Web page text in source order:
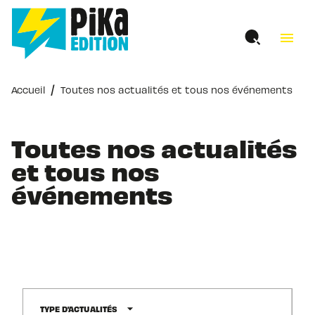
MENU RECHERCHE
PIED DE PAGE
menu
Accueil / Toutes nos actualités et tous nos événements
Toutes nos actualités
et tous nos
événements
TYPE D'ACTUALITÉS arrow_drop_down